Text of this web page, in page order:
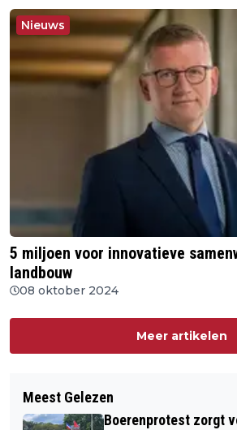
Nieuws
5 miljoen voor innovatieve
landbouw
08 oktober 2024
Meer artikelen
Meest Gelezen
Boerenprotest zorgt